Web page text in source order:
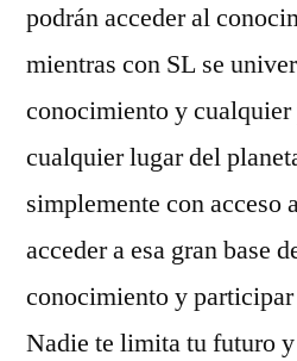
podrán acceder al
mientras con SL se
conocimiento y cualquier
cualquier lugar del
simplemente con acceso
acceder a esa gran base
conocimiento y participar
Nadie te limita tu futuro